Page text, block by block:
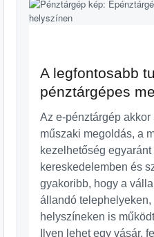
A legfontosabb
pénztárgépes
Az e-pénztárgép
műszaki megoldás, a
kezelhetőség
kereskedelemben és
gyakoribb, hogy a
állandó
helyszíneken is
Ilyen lehet egy vásár,